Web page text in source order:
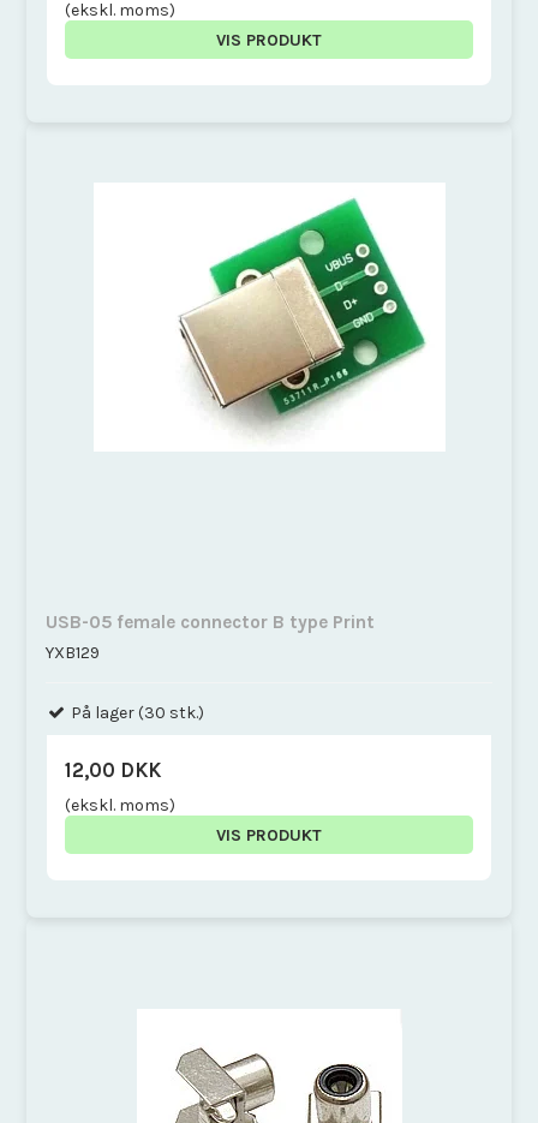
(ekskl. moms)
VIS PRODUKT
USB-05 female connector B type Print
YXB129
På lager (30 stk.)
12,00 DKK
(ekskl. moms)
VIS PRODUKT